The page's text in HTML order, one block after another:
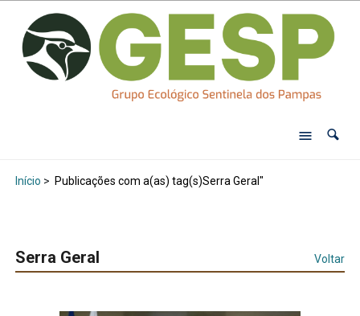
Início > Publicações com a(as) tag(s)Serra Geral"
Serra Geral Voltar